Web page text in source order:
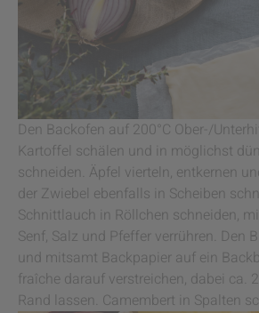
Den Backofen auf 200°C Ober-/
Kartoffel schälen und in möglichst
schneiden. Äpfel vierteln, entkernen
der Zwiebel ebenfalls in Scheiben
Schnittlauch in Röllchen schneiden,
Senf, Salz und Pfeffer verrühren. Den
und mitsamt Backpapier auf ein
fraîche darauf verstreichen, dabei ca.
Rand lassen. Camembert in Spalten